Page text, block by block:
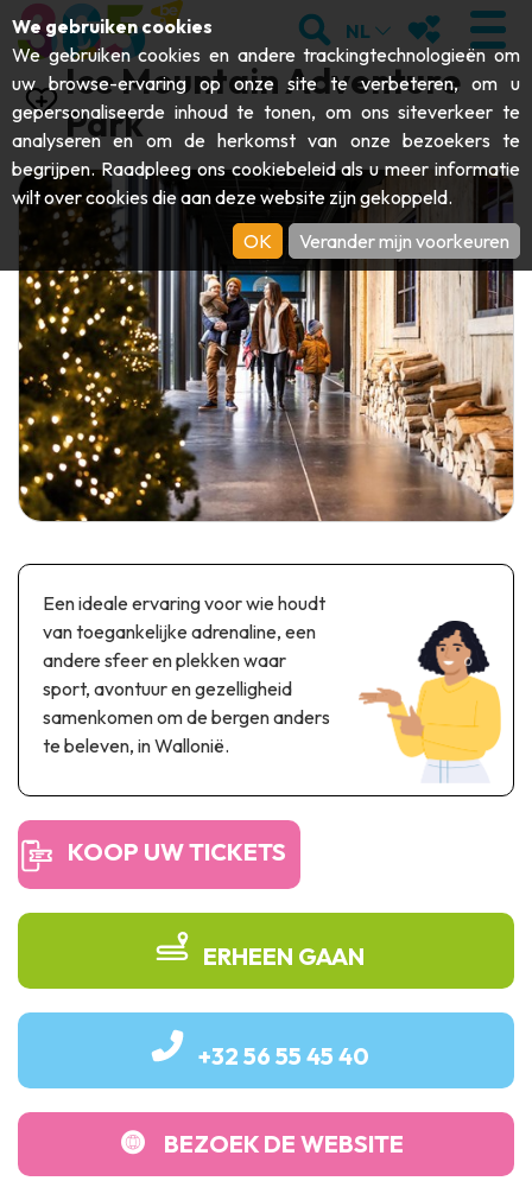
BEZOEKEN
Abdijen & religieuze monumenten
Archeologie
Kunst
Ambachten & knowhow
Kastelen, citadellen & belforten
Folklore & lokale geschiedenis
Geschiedenis
Auto- & spoorerfgoed
Industrieel erfgoed & architecturale kunstwerken
Streekproducten
Herinneringstoerisme
UNESCO
ONTDEKKEN
Grotten
Tuinen, parken & natuursites
Aquariums, dierenparken & -tuinen
BEWEGEN
Toeristische boten & cruises
Railbikes & toeristische treinen
Kajaks
Avonturenparken
Recreatie- & waterpretparken
EVENEMENTEN
DE LEUKSTE ACTIVITEITEN VOOR
DEZE ZOMER
DOWNLOAD DE GIDS
ZOEKEN
NL MIJN
Ice Mountain Adventure
Park
Een ideale ervaring voor wie houdt
van toegankelijke adrenaline, een
andere sfeer en plekken waar
sport, avontuur en gezelligheid
samenkomen om de bergen anders
te beleven, in Wallonië.
KOOP UW TICKETS
ERHEEN GAAN
+32 56 55 45 40
BEZOEK DE WEBSITE
We gebruiken cookies
We gebruiken cookies en andere trackingtechnologieën om
uw browse-ervaring op onze site te verbeteren, om u
gepersonaliseerde inhoud te tonen, om ons siteverkeer te
analyseren en om de herkomst van onze bezoekers te
begrijpen. Raadpleeg onscookiebeleidals u meer informatie
wilt over cookies die aan deze website zijn gekoppeld.
OK
Verander mijn voorkeuren